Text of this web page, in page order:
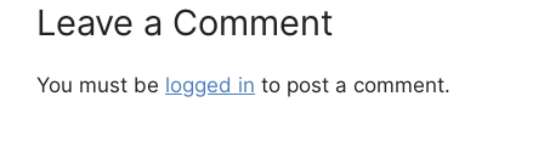
Leave a Comment
You must be logged in to post a comment.